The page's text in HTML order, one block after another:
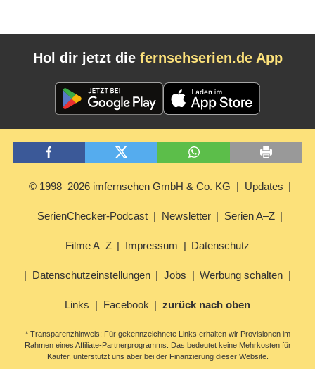
Hol dir jetzt die fernsehserien.de App
© 1998–2026 imfernsehen GmbH & Co. KG Updates
SerienChecker-Podcast Newsletter Serien A–Z
Filme A–Z Impressum Datenschutz
Datenschutzeinstellungen Jobs Werbung schalten
Links Facebook zurück nach oben
* Transparenzhinweis: Für gekennzeichnete Links erhalten wir Provisionen im
Rahmen eines Affiliate-Partnerprogramms. Das bedeutet keine Mehrkosten für
Käufer, unterstützt uns aber bei der Finanzierung dieser Website.